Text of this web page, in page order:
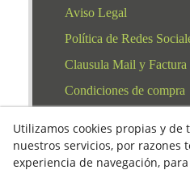
Aviso Legal
Política de Redes
Clausula Mail y Factura
Condiciones de compra
Política de Privacidad
Utilizamos cookies propias y de
nuestros servicios, por razones
experiencia de navegación,